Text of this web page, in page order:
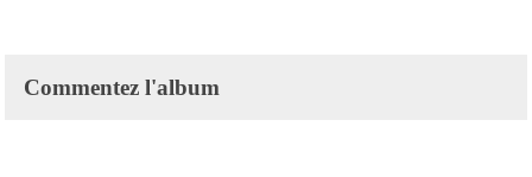
Commentez l'album